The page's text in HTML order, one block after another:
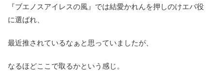
『ブエノスアイレスの風』では結愛かれんを押しのけエバ役
に選ばれ、
最近推されているなぁと思っていましたが、
なるほどここで取るかという感じ。